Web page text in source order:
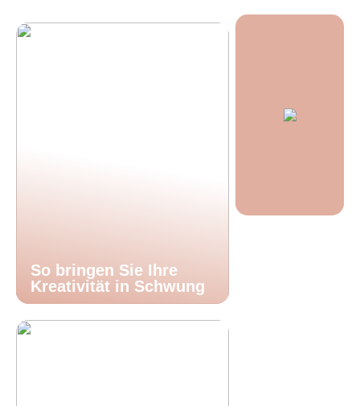
So bringen Sie Ihre
Kreativität in Schwung